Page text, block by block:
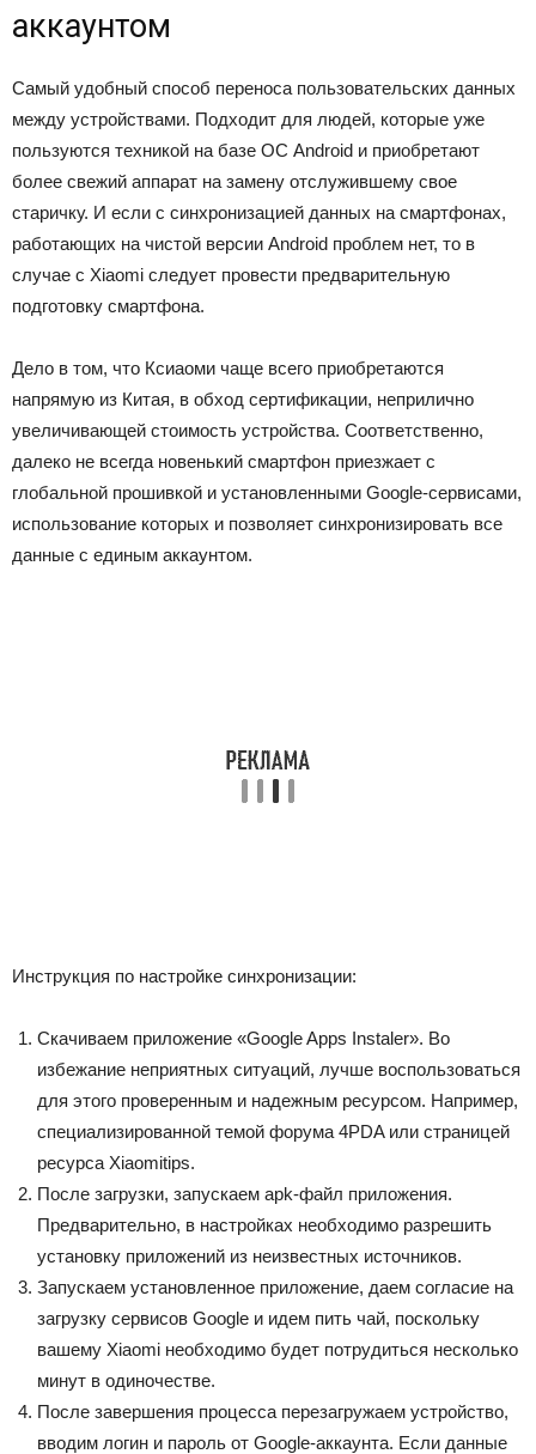
аккаунтом
Самый удобный способ переноса пользовательских данных
между устройствами. Подходит для людей, которые уже
пользуются техникой на базе ОС Android и приобретают
более свежий аппарат на замену отслужившему свое
старичку. И если с синхронизацией данных на смартфонах,
работающих на чистой версии Android проблем нет, то в
случае с Xiaomi следует провести предварительную
подготовку смартфона.
Дело в том, что Ксиаоми чаще всего приобретаются
напрямую из Китая, в обход сертификации, неприлично
увеличивающей стоимость устройства. Соответственно,
далеко не всегда новенький смартфон приезжает с
глобальной прошивкой и установленными Google-сервисами,
использование которых и позволяет синхронизировать все
данные с единым аккаунтом.
Инструкция по настройке синхронизации:
Скачиваем приложение «Google Apps Instaler». Во
избежание неприятных ситуаций, лучше воспользоваться
для этого проверенным и надежным ресурсом. Например,
специализированной темой форума 4PDA или страницей
ресурса Xiaomitips.
После загрузки, запускаем apk-файл приложения.
Предварительно, в настройках необходимо разрешить
установку приложений из неизвестных источников.
Запускаем установленное приложение, даем согласие на
загрузку сервисов Google и идем пить чай, поскольку
вашему Xiaomi необходимо будет потрудиться несколько
минут в одиночестве.
После завершения процесса перезагружаем устройство,
вводим логин и пароль от Google-аккаунта. Если данные